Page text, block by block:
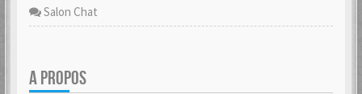
Salon Chat
A PROPOS